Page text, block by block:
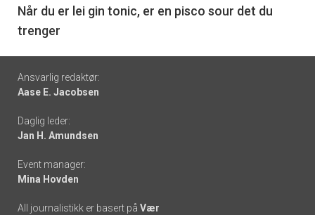
6
Når du er lei gin tonic, er en pisco sour det du
trenger
Footer
-
links
Ansvarlig redaktør:
Aase E. Jacobsen
Daglig leder:
Jan H. Amundsen
Event manager:
Mina Hovden
All journalistikk er basert på Vær